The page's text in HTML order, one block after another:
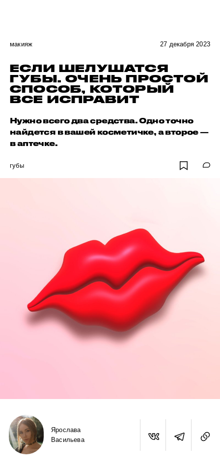
макияж 27 декабря 2023
ЕСЛИ ШЕЛУШАТСЯ
ГУБЫ. ОЧЕНЬ ПРОСТОЙ
СПОСОБ, КОТОРЫЙ
ВСЕ ИСПРАВИТ
Нужно всего два средства. Одно точно
найдется в вашей косметичке, а второе —
в аптечке.
губы
Ярослава
Васильева